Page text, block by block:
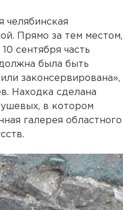
челябинская
Прямо за тем местом,
сентября часть
была быть
законсервирована»,
Находка сделана
в котором
галерея областного